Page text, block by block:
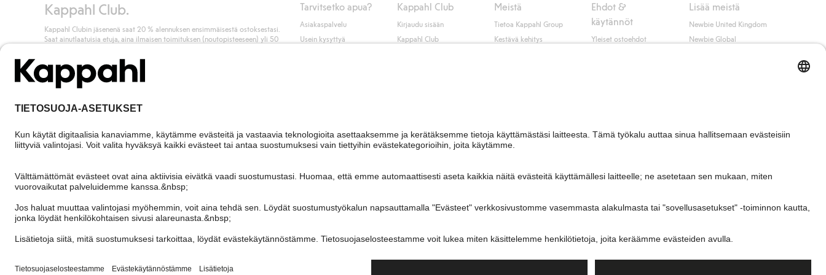
Kappahl Club.
Kappahl Clubin jäsenenä saat 20 % alennuksen ensimmäisestä ostoksestasi.
Saat ainutlaatuisia etuja, aina ilmaisen toimituksen (noutopisteeseen) yli 50
Liity jäseneksi
Tarvitsetko apua?
Asiakaspalvelu
Usein kysyttyä
Peru ostoksesi
Kappahl Club
Kirjaudu sisään
Kappahl Club
Meistä
Tietoa Kappahl Group
Kestävä kehitys
Ehdot &
käytännöt
Yleiset ostoehdot
Lisää meistä
Newbie United Kingdom
Newbie Global
Finland Vaihda maata
Cookies